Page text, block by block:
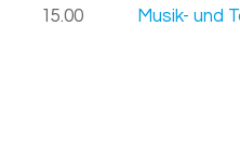
15.00 Musik- und